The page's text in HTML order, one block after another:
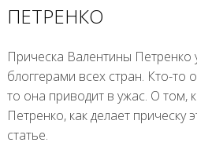
ПЕТРЕНКО
Прическа Валентины Петренко
блоггерами всех стран. Кто-то
то она приводит в ужас. О том,
Петренко, как делает прическу
статье.